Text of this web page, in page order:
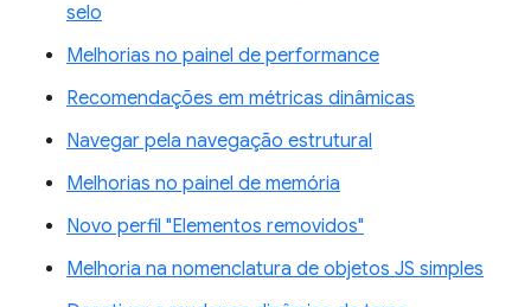
selo
Melhorias no painel de performance
Recomendações em métricas dinâmicas
Navegar pela navegação estrutural
Melhorias no painel de memória
Novo perfil "Elementos removidos"
Melhoria na nomenclatura de objetos JS simples